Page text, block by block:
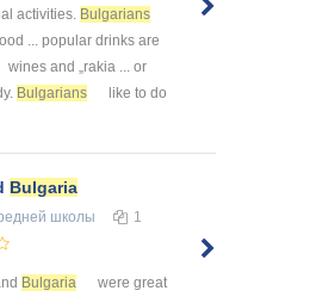
activities. Bulgarians
... popular drinks are
wines and „rakia ... or
Bulgarians
like to do
Bulgaria
школы 1
Bulgaria
were great